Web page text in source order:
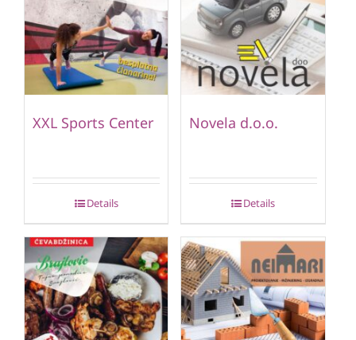
XXL Sports Center
Details
Novela d.o.o.
Details